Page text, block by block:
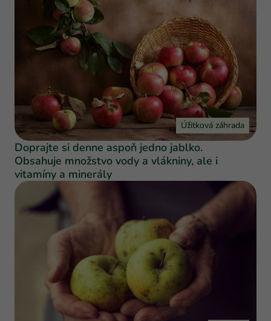
Úžitková záhrada
Doprajte si denne aspoň jedno jablko.
Obsahuje množstvo vody a vlákniny, ale i
vitamíny a minerály